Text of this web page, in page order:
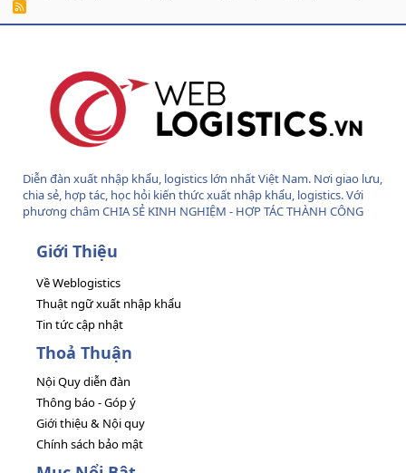
R
Diễn đàn xuất nhập khẩu, logistics lớn nhất Việt Nam. Nơi giao lưu,
chia sẻ, hợp tác, học hỏi kiến thức xuất nhập khẩu, logistics. Với
phương châm CHIA SẺ KINH NGHIỆM - HỢP TÁC THÀNH CÔNG
Giới Thiệu
Về Weblogistics
Thuật ngữ xuất nhập khẩu
Tin tức cập nhật
Thoả Thuận
Nội Quy diễn đàn
Thông báo - Góp ý
Giới thiệu & Nội quy
Chính sách bảo mật